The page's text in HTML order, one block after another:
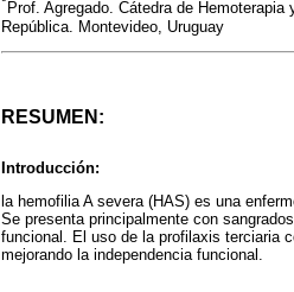
Prof. Agregado. Cátedra de
República. Montevideo, Uruguay
RESUMEN:
Introducción:
la hemofilia A severa (HAS) es una
Se presenta principalmente con
funcional. El uso de la profilaxis terciaria
mejorando la independencia funcional.